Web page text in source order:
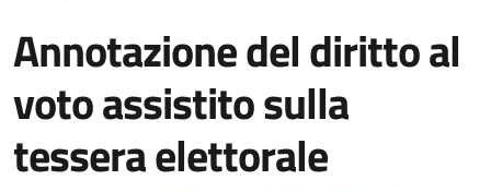
Annotazione del diritto al
voto assistito sulla
tessera elettorale